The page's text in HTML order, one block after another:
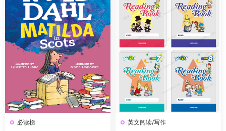
必读榜
英文阅读/写作